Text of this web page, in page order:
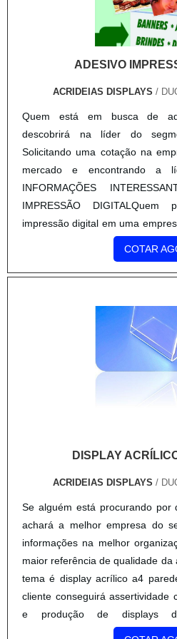
diferenciando dentro de
consegue também proporcionar
e que busca a satisfação do
uma empresa que tem feito a
ADESIVO
ACRIDEIAS DISPLAYS /
Quem está em busca de
descobrirá na líder do
Solicitando uma cotação na
mercado e encontrando a
INFORMAÇÕES
IMPRESSÃO
impressão digital em uma
serviços, descobre o site da
encontrar corte laser em
oferecendo o que há de
digital, mais do que visar
oferecer produtos e serviços
precisão, pequenos detalhes,
saber a procedência e
lembrar que o produto deve
frequentes de produtos que
desnecessários.Existem
Displays ter se tornado
uma empresa que entrega
qualidade. Alguns
multidisciplinar de consultores
vasta experiência na área
qualidade; Escritório de alta
as atividades; Sala de
sofisticados;
COTAR
DISPLAY
ACRIDEIAS DISPLAYS /
Se alguém está procurando por
achará a melhor empresa do
informações na melhor
maior referência de qualidade
tema é display acrílico a4
cliente conseguirá assertividade
e produção de displays
chão.DIFERENCIAIS